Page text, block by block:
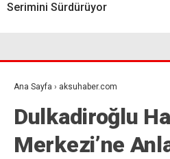
Serimini Sürdürüyor
Ana Sayfa › aksuhaber.com
Dulkadiroğlu
Merkezi’ne